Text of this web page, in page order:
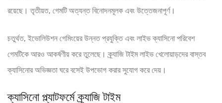
রয়েছে। তৃতীয়ত, গেমটি অত্যন্ত বিনোদনমূলক এবং উত্তেজনাপূর্ণ।
চতুর্থত, ইভোলিউশন গেমিংয়ের উন্নত প্রযুক্তি এবং লাইভ ক্যাসিনো পরিবেশ
গেমটিকে আরও আকর্ষণীয় করে তুলেছে। ক্র্যাজি টাইম লাইভ খেলোয়াড়দের বাস্তব
ক্যাসিনোর অভিজ্ঞতা ঘরে বসেই উপভোগ করার সুযোগ করে দেয়।
ক্যাসিনো প্ল্যাটফর্মে ক্র্যাজি টাইম